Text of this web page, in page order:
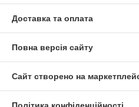
Доставка та оплата
Повна версія сайту
Сайт створено на